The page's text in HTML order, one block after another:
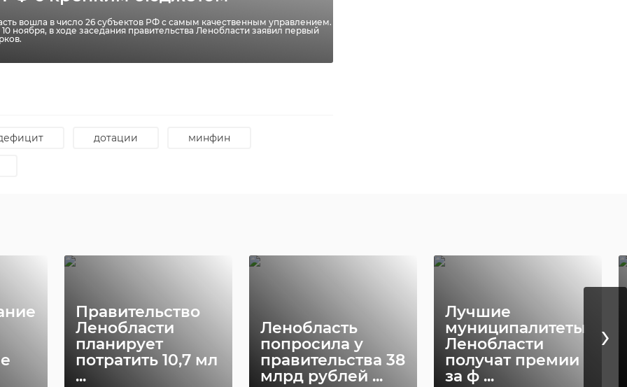
вошла в число 26 субъектов РФ с самым качественным управлением.
ноября, в ходе заседания правительства Ленобласти заявил первый
дотации минфин
Правительство
Ленобласти
планирует
потратить 10,7 мл
...
Ленобласть
попросила у
правительства 38
млрд рублей ...
Лучшие
муниципалитеты
Ленобласти
получат премии
за ф ...
›
В Ленобласти
Уникальную